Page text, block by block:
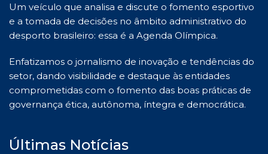
Um veículo que analisa e discute o fomento esportivo
e a tomada de decisões no âmbito administrativo do
desporto brasileiro: essa é a Agenda Olímpica.
Enfatizamos o jornalismo de inovação e tendências do
setor, dando visibilidade e destaque às entidades
comprometidas com o fomento das boas práticas de
governança ética, autônoma, íntegra e democrática.
Últimas Notícias